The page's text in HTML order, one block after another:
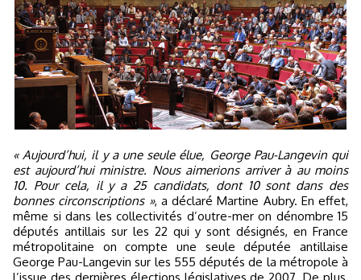
« Aujourd’hui, il y a une seule élue, George Pau-Langevin qui
est aujourd’hui ministre. Nous aimerions arriver à au moins
10. Pour cela, il y a 25 candidats, dont 10 sont dans des
bonnes circonscriptions », a déclaré Martine Aubry. En effet,
même si dans les collectivités d’outre-mer on dénombre 15
députés antillais sur les 22 qui y sont désignés, en France
métropolitaine on compte une seule députée antillaise
George Pau-Langevin sur les 555 députés de la métropole à